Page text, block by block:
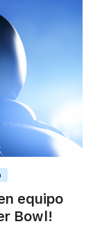
equipo
Bowl!